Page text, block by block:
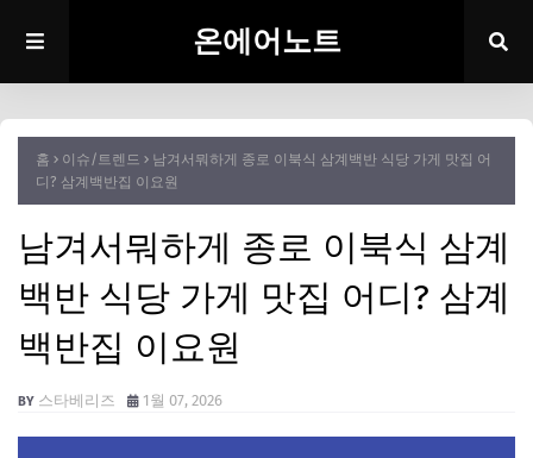
온에어노트
홈 이슈/트렌드
남겨서뭐하게 종로 이북식 삼계백반 식당 가게 맛집 어
디? 삼계백반집 이요원
남겨서뭐하게 종로 이북식 삼계
백반 식당 가게 맛집 어디? 삼계
백반집 이요원
스타베리즈 1월 07, 2026